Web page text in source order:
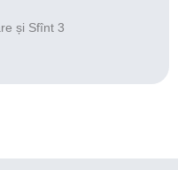
și Sfînt 3